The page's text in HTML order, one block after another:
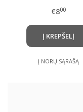
€800
Į KREPŠELĮ
Į NORŲ SĄRAŠĄ